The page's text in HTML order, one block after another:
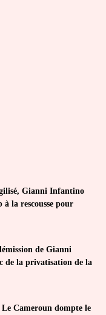
Gianni Infantino
la rescousse pour
de Gianni
de la privatisation de la
Cameroun dompte le